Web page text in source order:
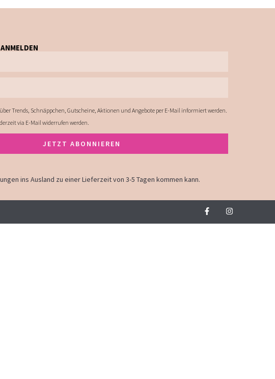
Trends, Schnäppchen, Gutscheine, Aktionen und Angebote per E-Mail informiert werden.
via E-Mail widerrufen werden.
JETZT ABONNIEREN
ins Ausland zu einer Lieferzeit von 3-5 Tagen kommen kann.